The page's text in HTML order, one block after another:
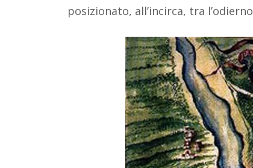
posizionato, all’incirca, tra l’odierno